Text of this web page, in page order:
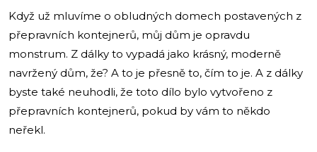
Když už mluvíme o obludných domech postavených z
přepravních kontejnerů, můj dům je opravdu
monstrum. Z dálky to vypadá jako krásný, moderně
navržený dům, že? A to je přesně to, čím to je. A z dálky
byste také neuhodli, že toto dílo bylo vytvořeno z
přepravních kontejnerů, pokud by vám to někdo
neřekl.